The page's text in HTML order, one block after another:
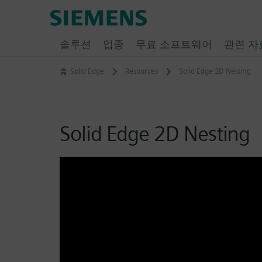
Solid Edge Resources Solid Edge 2D Nesting
Solid Edge 2D Nesting
솔루션 업종 무료 소프트웨어 관련 자